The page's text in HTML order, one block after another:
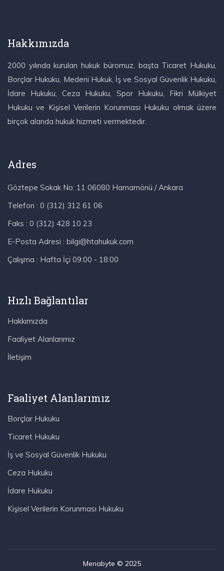
Hakkımızda
2000 yılında kurulan hukuk büromuz, başta Ticaret Hukuku,
Borçlar Hukuku, Medeni Hukuk, İş ve Sosyal Güvenlik Hukuku,
İdare Hukuku, Ceza Hukuku, Spor Hukuku, Fikri Mülkiyet
Hukuku ve Kişisel Verilerin Korunması Hukuku olmak üzere
birçok alanda hukuk hizmeti vermektedir.
Adres
Göztepe Sokak No: 11 06080 Hamamönü / Ankara
Telefon : 0 (312) 312 61 06
Faks : 0 (312) 428 10 23
E-Posta Adresi : bilgi@htahukuk.com
Çalışma : Hafta İçi 09:00 - 18:00
Hızlı Bağlantılar
Hakkımızda
Faaliyet Alanlarımız
İletişim
Faaliyet Alanlarımız
Borçlar Hukuku
Ticaret Hukuku
İş ve Sosyal Güvenlik Hukuku
Ceza Hukuku
İdare Hukuku
Kişisel Verilerin Korunması Hukuku
Menabyte © 2025